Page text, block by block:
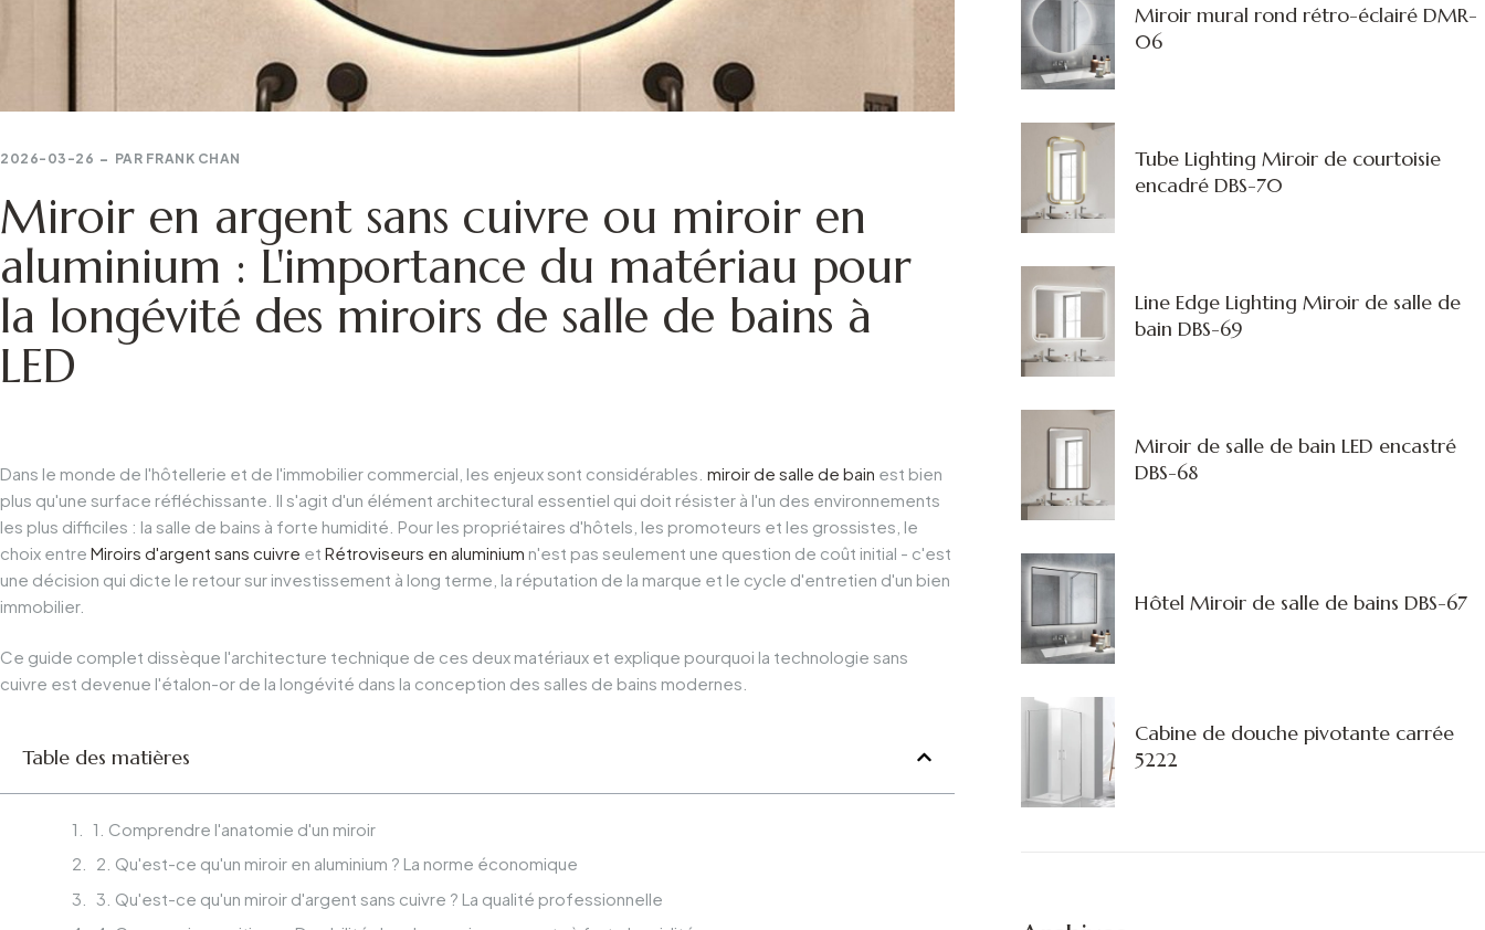
2026-03-26 PAR FRANK CHAN
Miroir en argent sans cuivre ou miroir en
aluminium : L'importance du matériau pour
la longévité des miroirs de salle de bains à
LED
Dans le monde de l'hôtellerie et de l'immobilier commercial, les enjeux sont considérables. miroir de salle de bain est bien
plus qu'une surface réfléchissante. Il s'agit d'un élément architectural essentiel qui doit résister à l'un des environnements
les plus difficiles : la salle de bains à forte humidité. Pour les propriétaires d'hôtels, les promoteurs et les grossistes, le
choix entre Miroirs d'argent sans cuivre et Rétroviseurs en aluminium n'est pas seulement une question de coût initial - c'est
une décision qui dicte le retour sur investissement à long terme, la réputation de la marque et le cycle d'entretien d'un bien
immobilier.
Ce guide complet dissèque l'architecture technique de ces deux matériaux et explique pourquoi la technologie sans
cuivre est devenue l'étalon-or de la longévité dans la conception des salles de bains modernes.
Table des matières
1. Comprendre l'anatomie d'un miroir
2. Qu'est-ce qu'un miroir en aluminium ? La norme économique
3. Qu'est-ce qu'un miroir d'argent sans cuivre ? La qualité professionnelle
Miroir mural rond rétro-éclairé DMR-
06
Tube Lighting Miroir de courtoisie
encadré DBS-70
Line Edge Lighting Miroir de salle de
bain DBS-69
Miroir de salle de bain LED encastré
DBS-68
Hôtel Miroir de salle de bains DBS-67
Cabine de douche pivotante carrée
5222